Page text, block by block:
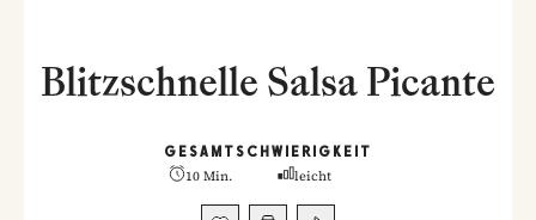
Blitzschnelle Salsa Picante
GESAMT
10 Min.
SCHWIERIGKEIT
leicht